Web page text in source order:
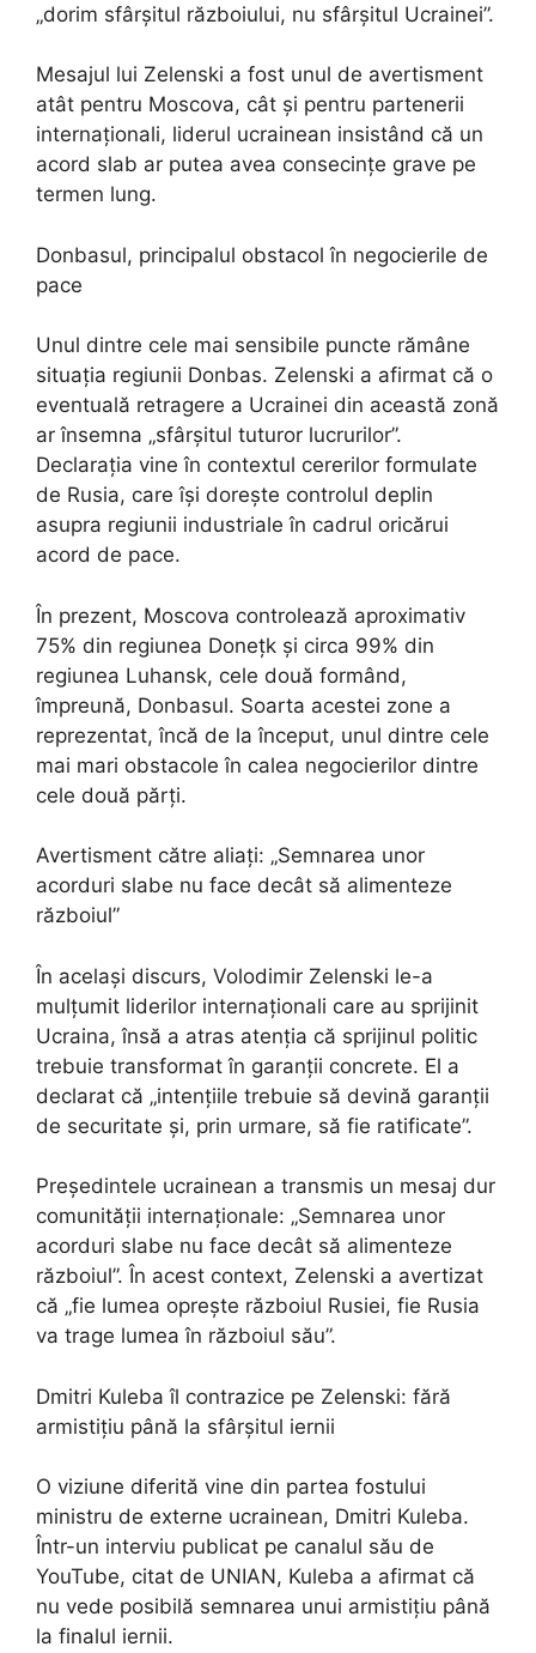
„dorim sfârșitul războiului, nu sfârșitul Ucrainei”.
Mesajul lui Zelenski a fost unul de avertisment
atât pentru Moscova, cât și pentru partenerii
internaționali, liderul ucrainean insistând că un
acord slab ar putea avea consecințe grave pe
termen lung.
Donbasul, principalul obstacol în negocierile de
pace
Unul dintre cele mai sensibile puncte rămâne
situația regiunii Donbas. Zelenski a afirmat că o
eventuală retragere a Ucrainei din această zonă
ar însemna „sfârșitul tuturor lucrurilor”.
Declarația vine în contextul cererilor formulate
de Rusia, care își dorește controlul deplin
asupra regiunii industriale în cadrul oricărui
acord de pace.
În prezent, Moscova controlează aproximativ
75% din regiunea Donețk și circa 99% din
regiunea Luhansk, cele două formând,
împreună, Donbasul. Soarta acestei zone a
reprezentat, încă de la început, unul dintre cele
mai mari obstacole în calea negocierilor dintre
cele două părți.
Avertisment către aliați: „Semnarea unor
acorduri slabe nu face decât să alimenteze
războiul”
În același discurs, Volodimir Zelenski le-a
mulțumit liderilor internaționali care au sprijinit
Ucraina, însă a atras atenția că sprijinul politic
trebuie transformat în garanții concrete. El a
declarat că „intențiile trebuie să devină garanții
de securitate și, prin urmare, să fie ratificate”.
Președintele ucrainean a transmis un mesaj dur
comunității internaționale: „Semnarea unor
acorduri slabe nu face decât să alimenteze
războiul”. În acest context, Zelenski a avertizat
că „fie lumea oprește războiul Rusiei, fie Rusia
va trage lumea în războiul său”.
Dmitri Kuleba îl contrazice pe Zelenski: fără
armistițiu până la sfârșitul iernii
O viziune diferită vine din partea fostului
ministru de externe ucrainean, Dmitri Kuleba.
Într-un interviu publicat pe canalul său de
YouTube, citat de UNIAN, Kuleba a afirmat că
nu vede posibilă semnarea unui armistițiu până
la finalul iernii.